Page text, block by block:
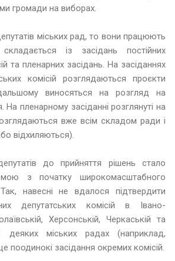
громади на виборах.
міських рад, то вони працюють
із засідань постійних
та пленарних засідань. На засіданнях
комісій розглядаються проєкти
виносяться на розгляд на
На пленарному засіданні розглянуті на
вже всім складом ради і
відхиляються).
до прийняття рішень стало
з початку широкомасштабного
навесні не вдалося підтвердити
депутатських комісій в Івано-
Херсонській, Черкаській та
деяких міських радах (наприклад,
поодинокі засідання окремих комісій.